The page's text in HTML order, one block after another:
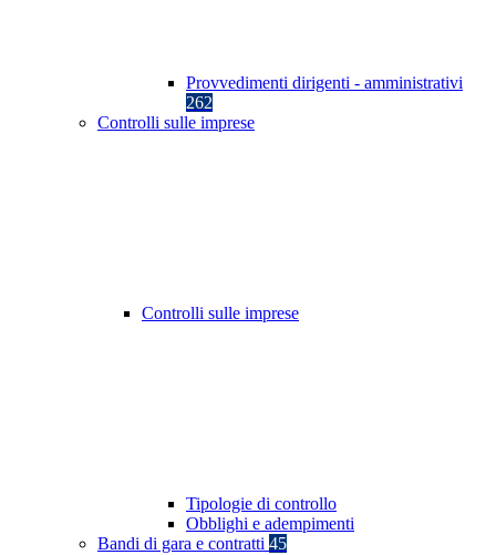
Provvedimenti dirigenti - amministrativi
262
Controlli sulle imprese
Controlli sulle imprese
Tipologie di controllo
Obblighi e adempimenti
Bandi di gara e contratti 45